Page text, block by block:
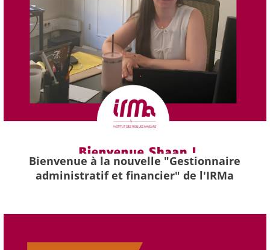
Bienvenue à la nouvelle "Gestionnaire
administratif et financier" de l'IRMa